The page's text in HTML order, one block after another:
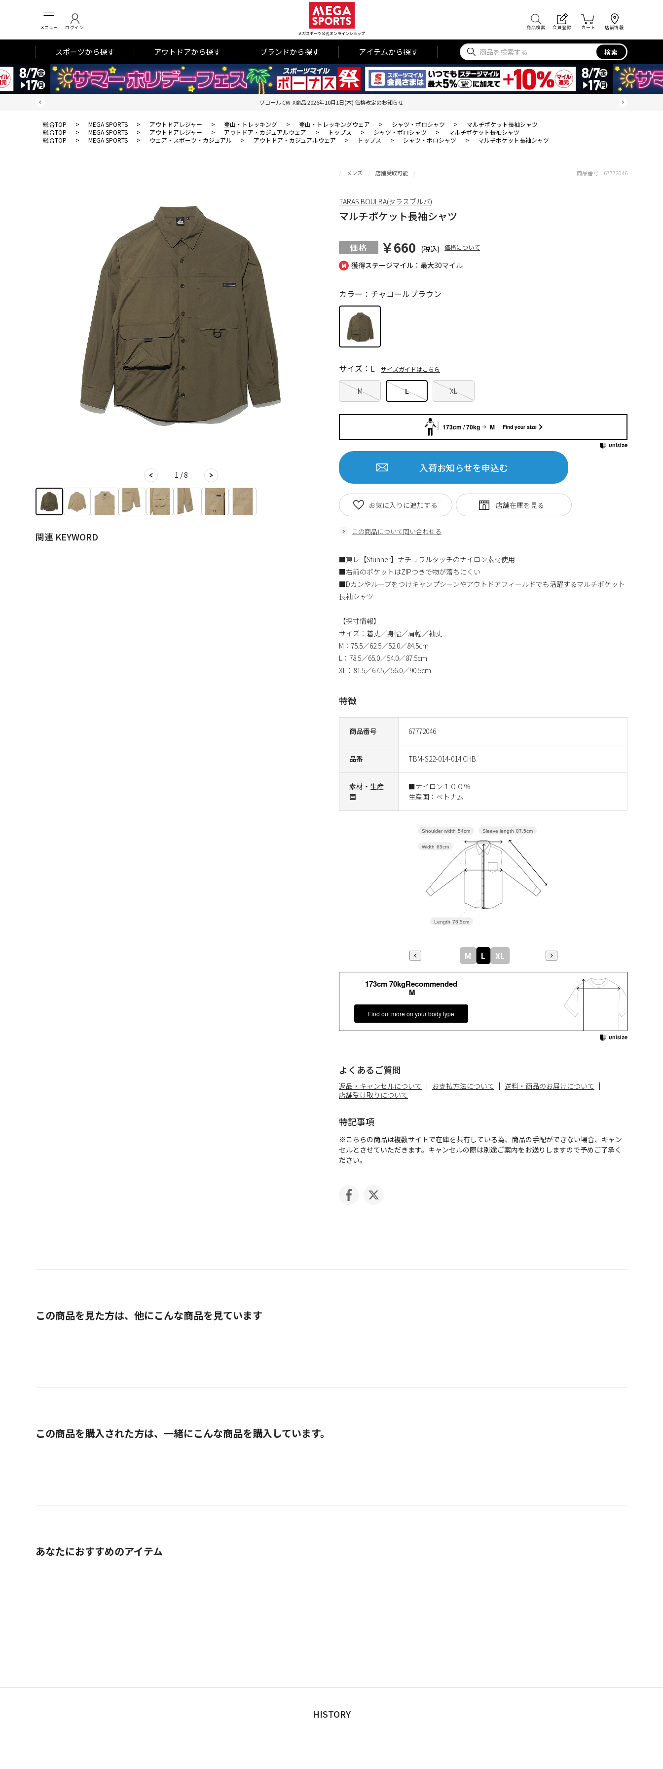
メニュー ログイン
メガスポーツ公式オンラインショップ
商品検索 会員登録 カート 店舗情報
スポーツから探す アウトドアから探す ブランドから探す アイテムから探す 検索
ワコール CW-X商品 2026年10月1日(木) 価格改定のお知らせ
総合TOP > MEGA SPORTS > アウトドアレジャー > 登山・トレッキング > 登山・トレッキングウェア > シャツ・ポロシャツ >
マルチポケット長袖シャツ
総合TOP
> MEGA SPORTS > アウトドアレジャー > アウトドア・カジュアルウェア > トップス > シャツ・ポロシャツ >
マルチポケット長袖シャツ
総合TOP
> MEGA SPORTS > ウェア・スポーツ・カジュアル > アウトドア・カジュアルウェア > トップス > シャツ・ポロシャツ > マルチポケット長袖シャツ
1 / 8
関連 KEYWORD
獲得ステージマイル：最大30マイル
メンズ 店舗受取可能
マルチポケット長袖シャツ
￥660 (税込) 価格について
商品番号 67772046
品番 TBM-S22-014-014 CHB
素材・生産
国
■ナイロン１００％
生産国：ベトナム
カラー：チャコールブラウン
M L XL
サイズ：L サイズガイドはこちら
入荷お知らせを申込む
この商品について問い合わせる
お気に入りに追加する
商品番号： 67772046
TARAS BOULBA(タラスブルバ)
■東レ【Stunner】ナチュラルタッチのナイロン素材使用
■右前のポケットはZIPつきで物が落ちにくい
■Dカンやループをつけキャンプシーンやアウトドアフィールドでも活躍するマルチポケット
長袖シャツ
【採寸情報】
サイズ：着丈／身幅／肩幅／袖丈
M：75.5／62.5／52.0／84.5cm
L：78.5／65.0／54.0／87.5cm
XL：81.5／67.5／56.0／90.5cm
特徴
よくあるご質問
返品・キャンセルについて お支払方法について
送料・商品のお届けについて
店舗受け取りについて
特記事項
※こちらの商品は複数サイトで在庫を共有している為、商品の手配ができない場合、キャン
セルとさせていただきます。キャンセルの際は別途ご案内をお送りしますので予めご了承く
ださい。
173cm / 70kg M Find your size
173cm 70kgRecommended
M
Find out more on your body type
Sleeve length 87.5cm
Length 78.5cm
Width 65cm
Shoulder width 54cm
M L XL
この商品を見た方は、他にこんな商品を見ています
この商品を購入された方は、一緒にこんな商品を購入しています。
あなたにおすすめのアイテム
HISTORY